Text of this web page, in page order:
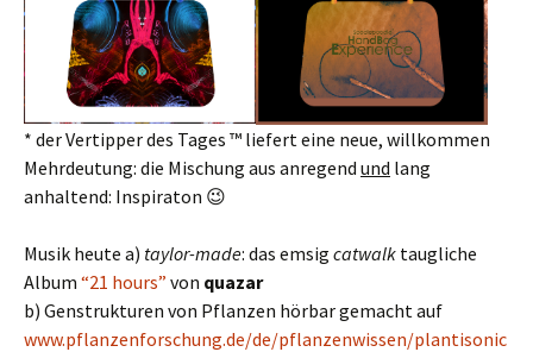
* der Vertipper des Tages ™ liefert eine neue, willkommen
Mehrdeutung: die Mischung aus anregend und lang
anhaltend: Inspiraton 😉
Musik heute a) taylor-made: das emsig catwalk taugliche
Album “21 hours” von quazar
b) Genstrukturen von Pflanzen hörbar gemacht auf
www.pflanzenforschung.de/de/pflanzenwissen/plantisonic